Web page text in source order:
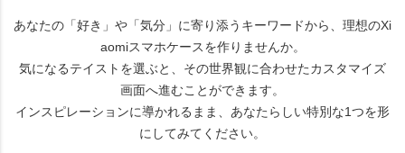
あなたの「好き」や「気分」に寄り添うキーワードから、理想のXi
aomiスマホケースを作りませんか。
気になるテイストを選ぶと、その世界観に合わせたカスタマイズ
画面へ進むことができます。
インスピレーションに導かれるまま、あなたらしい特別な1つを形
にしてみてください。